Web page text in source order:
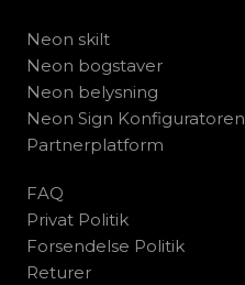
Neon skilt
Neon bogstaver
Neon belysning
Neon Sign Konfiguratoren
Partnerplatform
FAQ
Privat Politik
Forsendelse Politik
Returer